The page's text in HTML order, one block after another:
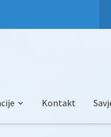
Kontakt